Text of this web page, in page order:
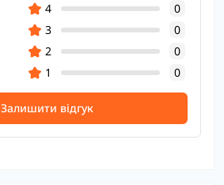
4
0
3
0
2
0
1
0
Залишити відгук